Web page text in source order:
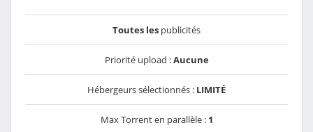
Toutes les publicités
Priorité upload :Aucune
Hébergeurs sélectionnés : LIMITÉ
Max Torrent en parallèle : 1